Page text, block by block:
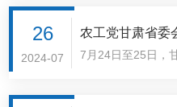
黄河上游水源涵养
复工程项目点开展
26
2024-07
农工党甘肃省委
防治治理专项民
7月24日至25日，